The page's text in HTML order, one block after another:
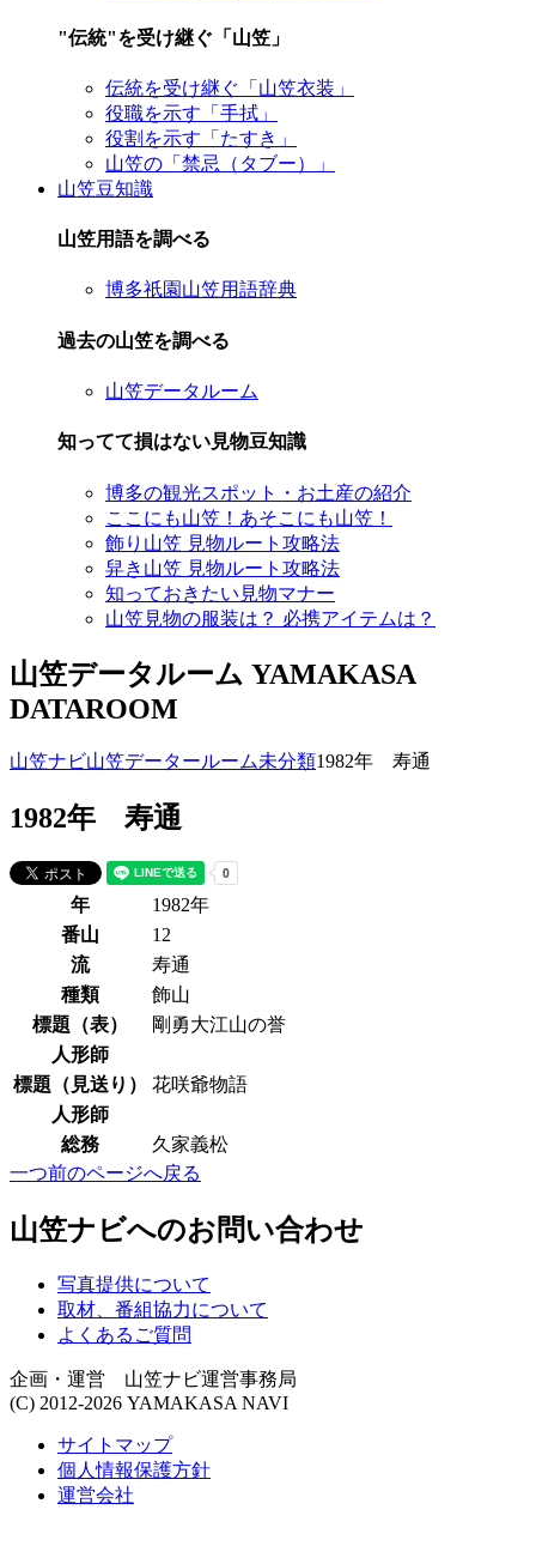
"伝統"を受け継ぐ「山笠」
伝統を受け継ぐ「山笠衣装」
役職を示す「手拭」
役割を示す「たすき」
山笠の「禁忌（タブー）」
山笠豆知識
山笠用語を調べる
博多祇園山笠用語辞典
過去の山笠を調べる
山笠データルーム
知ってて損はない見物豆知識
博多の観光スポット・お土産の紹介
ここにも山笠！あそこにも山笠！
飾り山笠 見物ルート攻略法
舁き山笠 見物ルート攻略法
知っておきたい見物マナー
山笠見物の服装は？ 必携アイテムは？
山笠データルーム YAMAKASA
DATAROOM
山笠ナビ山笠データールーム未分類1982年 寿通
1982年 寿通
年
1982年
番山
12
流
寿通
種類
飾山
標題（表）
剛勇大江山の誉
人形師
標題（見送り）
花咲爺物語
人形師
総務
久家義松
一つ前のページへ戻る
山笠ナビへのお問い合わせ
写真提供について
取材、番組協力について
よくあるご質問
企画・運営 山笠ナビ運営事務局
(C) 2012-2026 YAMAKASA NAVI
サイトマップ
個人情報保護方針
運営会社